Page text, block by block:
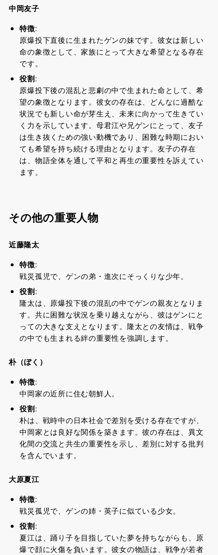
中岡友子
特徴:
原爆投下直後に生まれたゲンの妹です。彼女は新しい
命の象徴として、家族にとって大きな希望となる存在
です。
役割:
原爆投下後の混乱と悲劇の中で生まれた命として、希
望の象徴となります。彼女の存在は、どんなに過酷な
状況でも新しい命が芽生え、未来に向かって生きてい
く力を示しています。母君江や兄ゲンにとって、友子
は生き抜くための強い動機であり、困難な時期におい
ても希望を持ち続ける理由となります。友子の存在
は、物語全体を通して平和と再生の重要性を訴えてい
ます。
その他の重要人物
近藤隆太
特徴:
戦災孤児で、ゲンの弟・進次にそっくりな少年。
役割:
隆太は、原爆投下後の混乱の中でゲンの親友となりま
す。共に困難な状況を乗り越えながら、彼はゲンにと
っての大きな支えとなります。隆太との友情は、戦争
の中でも生まれる絆の重要性を強調します。
朴（ぼく）
特徴:
中岡家の近所に住む朝鮮人。
役割:
朴は、戦時中の日本社会で差別を受ける存在ですが、
中岡家とは良好な関係を築きます。彼の存在は、異文
化間の交流と共生の重要性を示し、差別に対する批判
を含んでいます。
大原夏江
特徴:
戦災孤児で、ゲンの姉・英子に似ている少女。
役割:
夏江は、踊り子を目指していた夢を持ちながらも、原
爆で顔に火傷を負います。彼女の物語は、戦争が若者